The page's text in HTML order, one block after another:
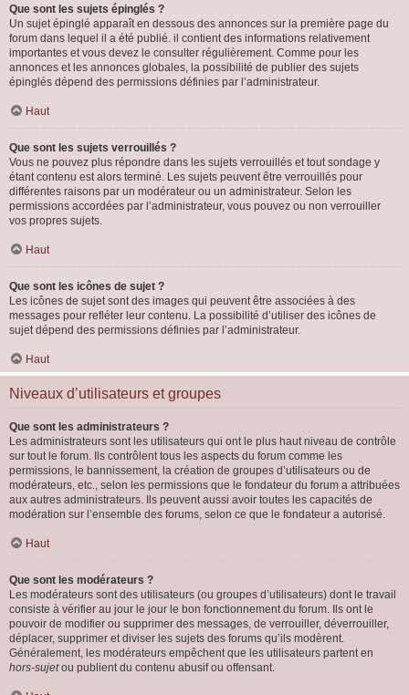
Que sont les sujets épinglés ?
Un sujet épinglé apparaît en dessous des annonces sur la première page du
forum dans lequel il a été publié. il contient des informations relativement
importantes et vous devez le consulter régulièrement. Comme pour les
annonces et les annonces globales, la possibilité de publier des sujets
épinglés dépend des permissions définies par l’administrateur.
Haut
Que sont les sujets verrouillés ?
Vous ne pouvez plus répondre dans les sujets verrouillés et tout sondage y
étant contenu est alors terminé. Les sujets peuvent être verrouillés pour
différentes raisons par un modérateur ou un administrateur. Selon les
permissions accordées par l’administrateur, vous pouvez ou non verrouiller
vos propres sujets.
Haut
Que sont les icônes de sujet ?
Les icônes de sujet sont des images qui peuvent être associées à des
messages pour refléter leur contenu. La possibilité d’utiliser des icônes de
sujet dépend des permissions définies par l’administrateur.
Haut
Niveaux d’utilisateurs et groupes
Que sont les administrateurs ?
Les administrateurs sont les utilisateurs qui ont le plus haut niveau de contrôle
sur tout le forum. Ils contrôlent tous les aspects du forum comme les
permissions, le bannissement, la création de groupes d’utilisateurs ou de
modérateurs, etc., selon les permissions que le fondateur du forum a attribuées
aux autres administrateurs. Ils peuvent aussi avoir toutes les capacités de
modération sur l’ensemble des forums, selon ce que le fondateur a autorisé.
Haut
Que sont les modérateurs ?
Les modérateurs sont des utilisateurs (ou groupes d’utilisateurs) dont le travail
consiste à vérifier au jour le jour le bon fonctionnement du forum. Ils ont le
pouvoir de modifier ou supprimer des messages, de verrouiller, déverrouiller,
déplacer, supprimer et diviser les sujets des forums qu’ils modèrent.
Généralement, les modérateurs empêchent que les utilisateurs partent en
hors-sujetou publient du contenu abusif ou offensant.